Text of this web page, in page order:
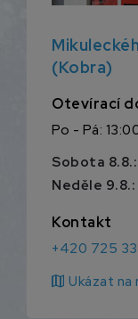
(Kobra)
Otevírací
Po - Pá:
Sobota 8.8.:
Neděle 9.8.:
Kontakt
+420 725
map Ukázat na